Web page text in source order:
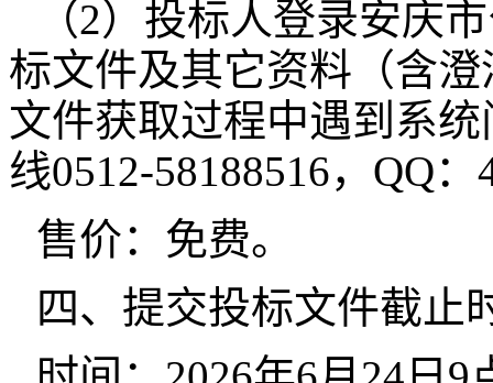
（2）投标人登录安庆
标文件及其它资料（含
文件获取过程中遇到系
线0512-58188516，QQ：
售价：免费。
四、提交投标文件截止